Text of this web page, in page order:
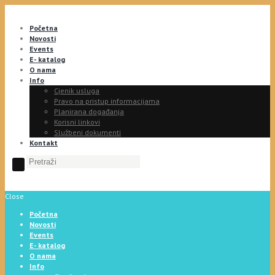
Početna
Novosti
Events
E- katalog
O nama
Info
Cjenik usluga
Pravo na pristup informacijama
Planirana događanja
Korisni linkovi
Službeni dokumenti
Kontakt
Close
Početna
Novosti
Events
E- katalog
O nama
Info